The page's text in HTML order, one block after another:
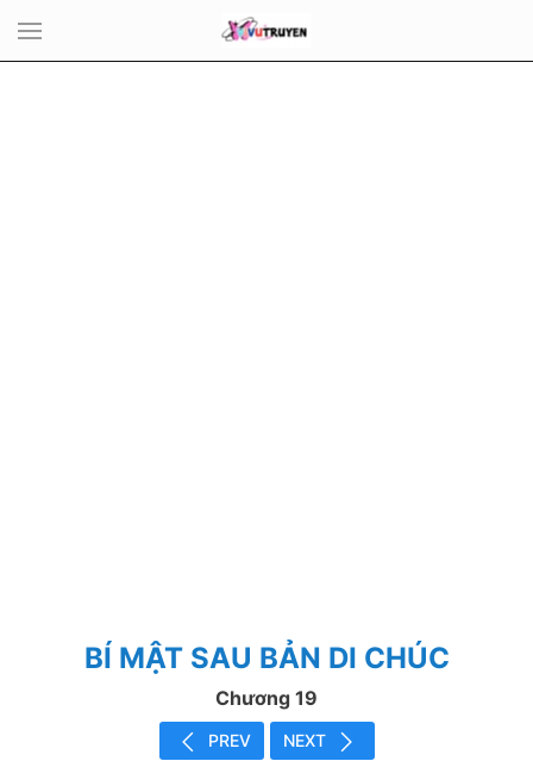
BÍ MẬT SAU BẢN DI CHÚC
Chương 19
PREV NEXT